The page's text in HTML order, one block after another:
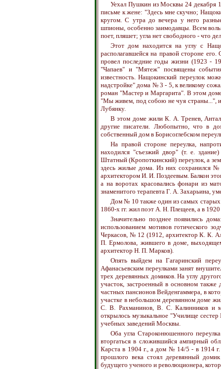
Уехал Пушкин из Москвы 24 декабря
письме к жене: "Здесь мне скучно;
кругом. С утра до вечера у него
шпионы, особенно заимодавцы. Всем
поет, пляшет; угла нет свободного - что
Этот дом находится на углу с
располагавшейся на правой стороне
провел последние годы жизни (1923 -
"Чапаев" и "Мятеж" посвящены
известность. Нащокинский переулок
надстройке" дома № 3 - 5, к великому
роман "Мастер и Маргарита". В этом
"Мы живем, под собою не чуя страны...", и
Лубянку.
В этом доме жили К. А. Тренев,
другие писатели. Любопытно, что в
собственный дом в Борисоглебском
На правой стороне переулка,
находился "съезжий двор" (т. е.
Штатный (Кропоткинский) переулок, а
здесь жилые дома. Из них сохранился №
архитектором И. И. Поздеевым. Балкон
а на воротах красовались фонари из
знаменитого терапевта Г. А. Захарьина,
Дом № 10 также один из самых старых
1860-х гг. жил поэт А. Н. Плещеев, а в
Значительно позднее появились
использованием мотивов
Черкасов, № 12 (1912, архитектор К. К.
П. Ермолова, жившего в доме,
архитектор Н. П. Марков).
Опять выйдем на Гагаринский
Афанасьевским переулками занят
трех деревянных домиков. На углу
участок, застроенный в основном
частных пансионов Вейденгаммера, в
участке в небольшом деревянном доме
С. В. Рахманинов, В. С. Калинников и
открылось музыкальное "Училище
учебных заведений Москвы.
Оба угла Староконюшенного
вторгаться в сложившийся ампирный
Карста в 1904 г., а дом № 14/5 - в 1914
прошлого века стоял деревянный
будущего ученого и революционера,